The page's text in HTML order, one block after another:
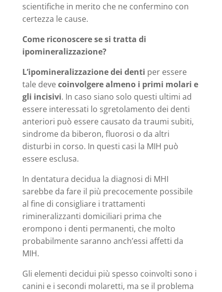
scientifiche in merito che ne confermino con
certezza le cause.
Come riconoscere se si tratta di
ipomineralizzazione?
L’ipomineralizzazione dei denti per essere
tale devecoinvolgere almeno i primi molari e
gli incisivi. In caso siano solo questi ultimi ad
essere interessati lo sgretolamento dei denti
anteriori può essere causato da traumi subiti,
sindrome da biberon, fluorosi o da altri
disturbi in corso. In questi casi la MIH può
essere esclusa.
In dentatura decidua la diagnosi di MHI
sarebbe da fare il più precocemente possibile
al fine di consigliare i trattamenti
rimineralizzanti domiciliari prima che
erompono i denti permanenti, che molto
probabilmente saranno anch’essi affetti da
MIH.
Gli elementi decidui più spesso coinvolti sono i
canini e i secondi molaretti, ma se il problema